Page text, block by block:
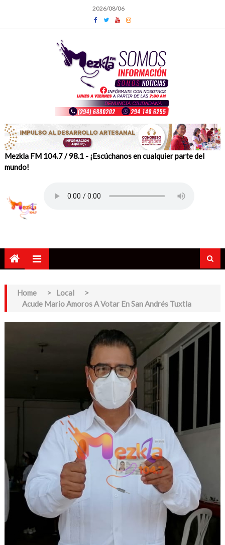
content
2026/08/06
Mezkla FM 104.7 / 98.1 - ¡Escúchanos en cualquier parte del
mundo!
Home > Local
>
Acude Mario Amoros A Votar En San Andrés Tuxtla